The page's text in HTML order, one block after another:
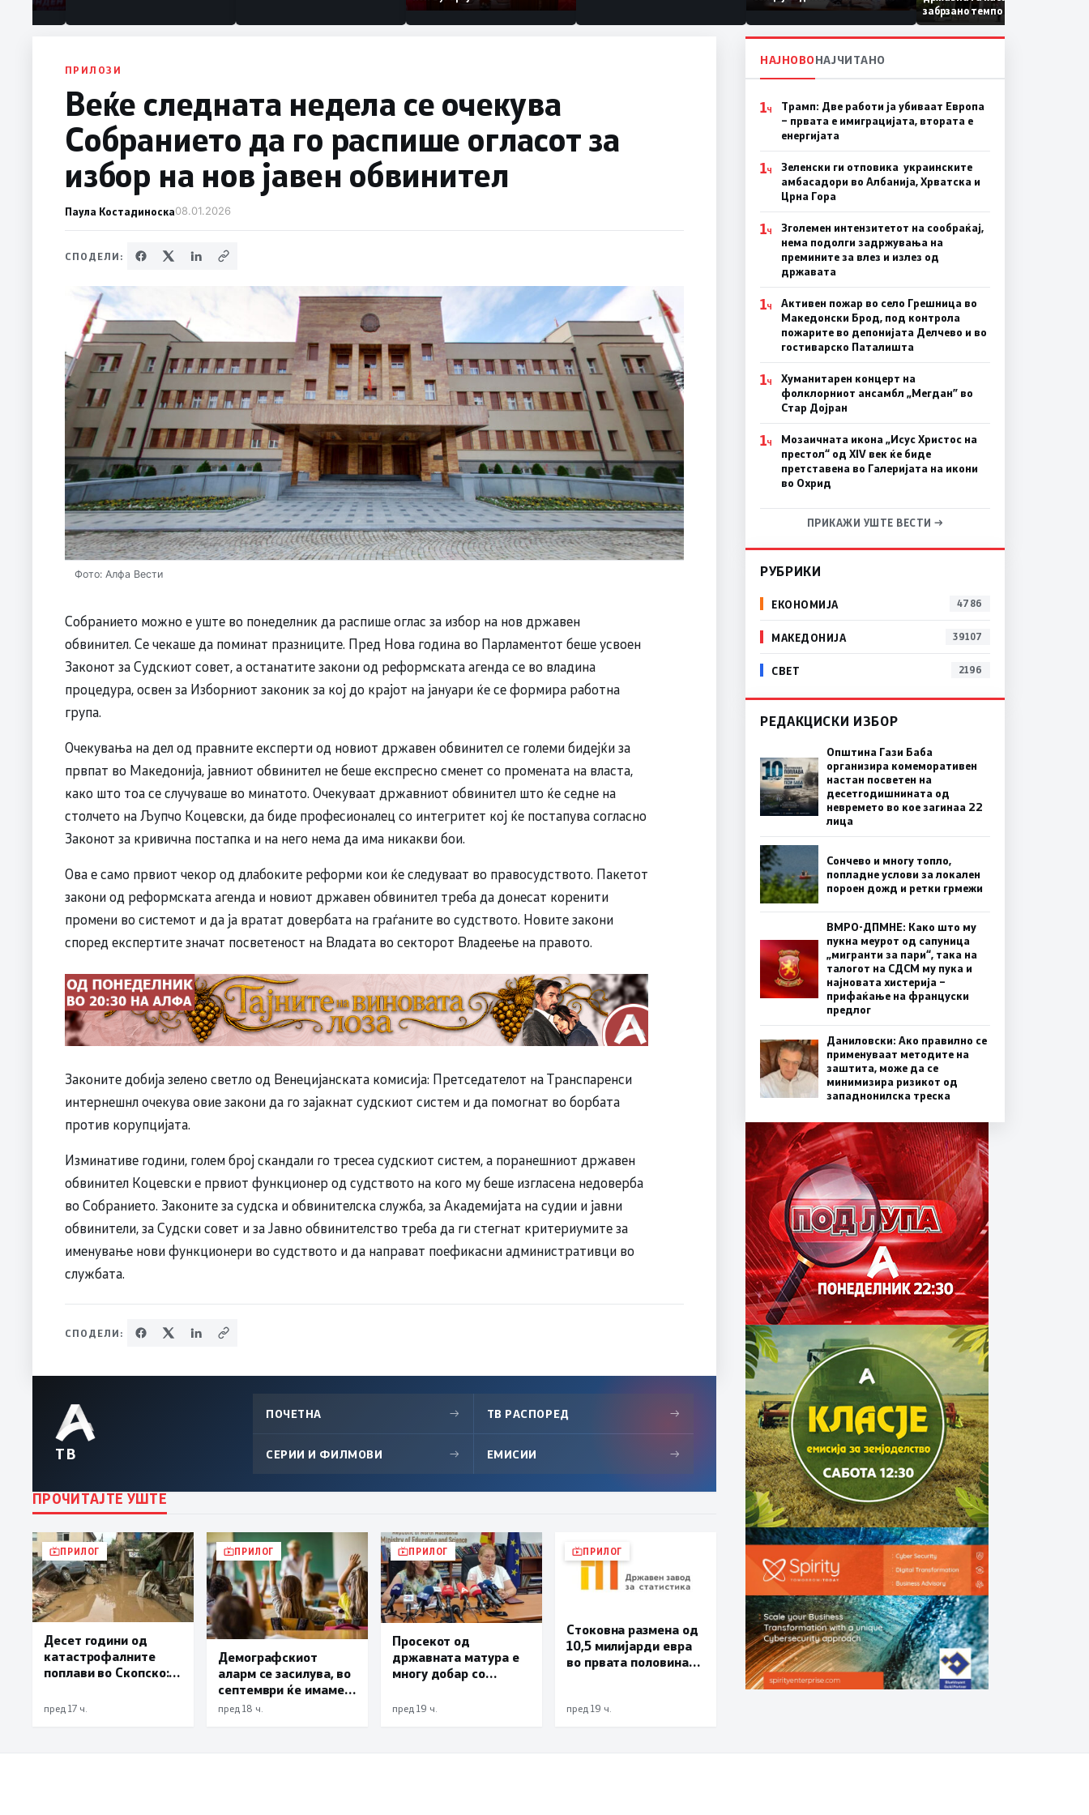
Коридор 8, Македонија
станува раскрсница на
Балканот
забрзано темпо
ПРИЛОЗИ
Веќе следната недела се очекува
Собранието да го распише огласот за
избор на нов јавен обвинител
Паула Костадиноска08.01.2026
СПОДЕЛИ:
Фото: Алфа Вести
Собранието можно е уште во понеделник да распише оглас за избор на нов државен
обвинител. Се чекаше да поминат празниците. Пред Нова година во Парламентот беше усвоен
Законот за Судскиот совет, а останатите закони од реформската агенда се во владина
процедура, освен за Изборниот законик за кој до крајот на јануари ќе се формира работна
група.
Очекувања на дел од правните експерти од новиот државен обвинител се големи бидејќи за
првпат во Македонија, јавниот обвинител не беше експресно сменет со промената на власта,
како што тоа се случуваше во минатото. Очекуваат државниот обвинител што ќе седне на
столчето на Љупчо Коцевски, да биде професионалец со интегритет кој ќе постапува согласно
Законот за кривична постапка и на него нема да има никакви бои.
Ова е само првиот чекор од длабоките реформи кои ќе следуваат во правосудството. Пакетот
закони од реформската агенда и новиот државен обвинител треба да донесат коренити
промени во системот и да ја вратат довербата на граѓаните во судството. Новите закони
според експертите значат посветеност на Владата во секторот Владеење на правото.
Законите добија зелено светло од Венецијанската комисија: Претседателот на Транспаренси
интернешнл очекува овие закони да го зајакнат судскиот систем и да помогнат во борбата
против корупцијата.
Изминативе години, голем број скандали го тресеа судскиот систем, а поранешниот државен
обвинител Коцевски е првиот функционер од судството на кого му беше изгласена недоверба
во Собранието. Законите за судска и обвинителска служба, за Академијата на судии и јавни
обвинители, за Судски совет и за Јавно обвинителство треба да ги стегнат критериумите за
именување нови функционери во судството и да направат поефикасни административци во
службата.
СПОДЕЛИ:
ТВ
ПОЧЕТНА → ТВ РАСПОРЕД →
СЕРИИ И ФИЛМОВИ → ЕМИСИИ →
ПРОЧИТАЈТЕ УШТЕ
ПРИЛОГ
Десет години од
катастрофалните
поплави во Скопско:
22 лица
пред 17 ч.
ПРИЛОГ
Демографскиот
аларм се засилува, во
септември ќе имаме
најмалку 3.000
пред 18 ч.
ПРИЛОГ
Просекот од
државната матура е
многу добар со
пред 19 ч.
ПРИЛОГ
Стоковна размена од
10,5 милијарди евра
во првата половина
зголемува извозот
пред 19 ч.
НАЈНОВОНАЈЧИТАНО
1Ч
Трамп: Две работи ја убиваат Европа
– првата е имиграцијата, втората е
енергијата
1Ч
Зеленски ги отповика украинските
амбасадори во Албанија, Хрватска и
Црна Гора
1Ч
Зголемен интензитетот на сообраќај,
нема подолги задржувања на
премините за влез и излез од
државата
1Ч
Активен пожар во село Грешница во
Македонски Брод, под контрола
пожарите во депонијата Делчево и во
гостиварско Паталишта
1Ч
Хуманитарен концерт на
фолклорниот ансамбл „Мегдан” во
Стар Дојран
1Ч
Мозаичната икона „Исус Христос на
престол“ од XIV век ќе биде
претставена во Галеријата на икони
во Охрид
ПРИКАЖИ УШТЕ ВЕСТИ →
РУБРИКИ
ЕКОНОМИЈА 4786
МАКЕДОНИЈА 39107
СВЕТ 2196
РЕДАКЦИСКИ ИЗБОР
Општина Гази Баба
организира комеморативен
настан посветен на
десетгодишнината од
невремето во кое загинаа 22
лица
Сончево и многу топло,
попладне услови за локален
пороен дожд и ретки грмежи
ВМРО-ДПМНЕ: Како што му
пукна меурот од сапуница
„мигранти за пари“, така на
талогот на СДСМ му пука и
најновата хистерија –
прифаќање на француски
предлог
Даниловски: Ако правилно се
применуваат методите на
заштита, може да се
минимизира ризикот од
западнонилска треска